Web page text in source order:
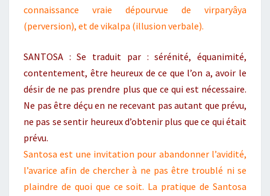
connaissance vraie dépourvue de virparyâya
(perversion), et de vikalpa (illusion verbale).
SANTOSA : Se traduit par : sérénité, équanimité,
contentement, être heureux de ce que l’on a, avoir le
désir de ne pas prendre plus que ce qui est nécessaire.
Ne pas être déçu en ne recevant pas autant que prévu,
ne pas se sentir heureux d’obtenir plus que ce qui était
prévu.
Santosa est une invitation pour abandonner l’avidité,
l’avarice afin de chercher à ne pas être troublé ni se
plaindre de quoi que ce soit. La pratique de Santosa